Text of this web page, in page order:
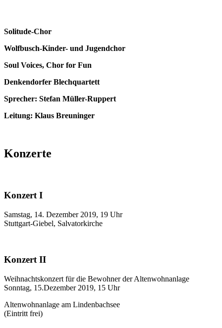
Solitude-Chor
Wolfbusch-Kinder- und Jugendchor
Soul Voices, Chor for Fun
Denkendorfer Blechquartett
Sprecher: Stefan Müller-Ruppert
Leitung: Klaus Breuninger
Konzerte
Konzert I
Samstag, 14. Dezember 2019, 19 Uhr
Stuttgart-Giebel, Salvatorkirche
Konzert II
Weihnachtskonzert für die Bewohner der Altenwohnanlage
Sonntag, 15.Dezember 2019, 15 Uhr
Altenwohnanlage am Lindenbachsee
(Eintritt frei)